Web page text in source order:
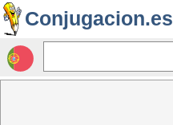
Conjugacion.es